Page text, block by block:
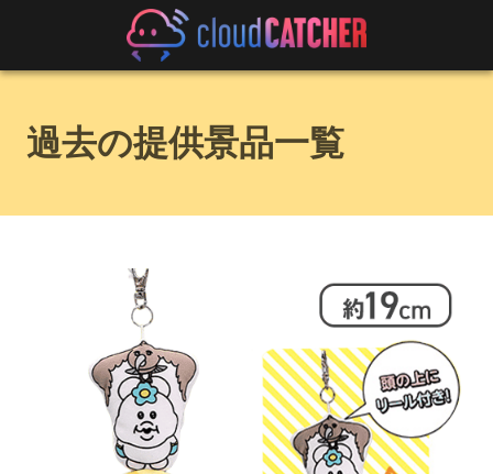
過去の提供景品一覧